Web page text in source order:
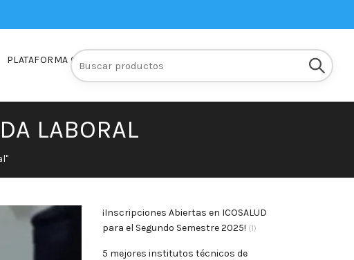
PLATAFORMA Q10 INSCRIPCIONES
Buscar:
LABORAL
¡Inscripciones Abiertas en ICOSALUD
para el Segundo Semestre 2025! (1)
5 mejores institutos técnicos de